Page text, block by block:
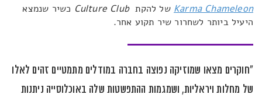
Karma Chameleon של להקתCulture Club כשיר שנמצא
היעיל ביותר לשחרור שיר תקוע אחר.
"חוקרים מצאו שמוזיקה נפוצה בחברה במודלים מתמטיים זהים לאלו
של מחלות ויראליות, ושמגמות ההתפשטות שלה באוכלוסייה ניתנות